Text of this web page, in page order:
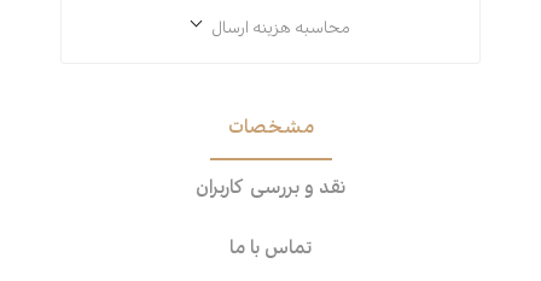
محاسبه هزینه ارسال
مشخصات
نقد و بررسی کاربران
تماس با ما